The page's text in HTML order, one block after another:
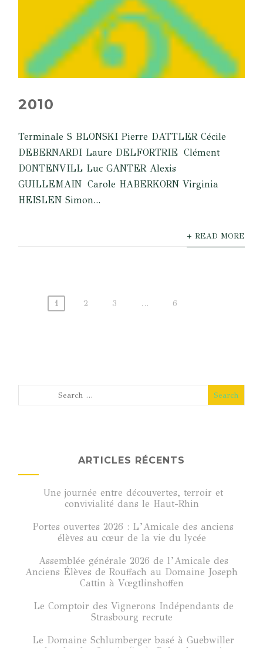
2010
Terminale S BLONSKI Pierre DATTLER Cécile
DEBERNARDI Laure DELFORTRIE Clément
DONTENVILL Luc GANTER Alexis
GUILLEMAIN Carole HABERKORN Virginia
HEISLEN Simon...
+ READ MORE
Pagination
1 2 3 … 6
ARTICLES RÉCENTS
Une journée entre découvertes, terroir et
convivialité dans le Haut-Rhin
Portes ouvertes 2026 : L’Amicale des anciens
élèves au cœur de la vie du lycée
Assemblée générale 2026 de l’Amicale des
Anciens Élèves de Rouffach au Domaine Joseph
Cattin à Vœgtlinshoffen
Le Comptoir des Vignerons Indépendants de
Strasbourg recrute
Le Domaine Schlumberger basé à Guebwiller